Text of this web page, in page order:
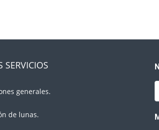
SERVICIOS
generales.
de lunas.